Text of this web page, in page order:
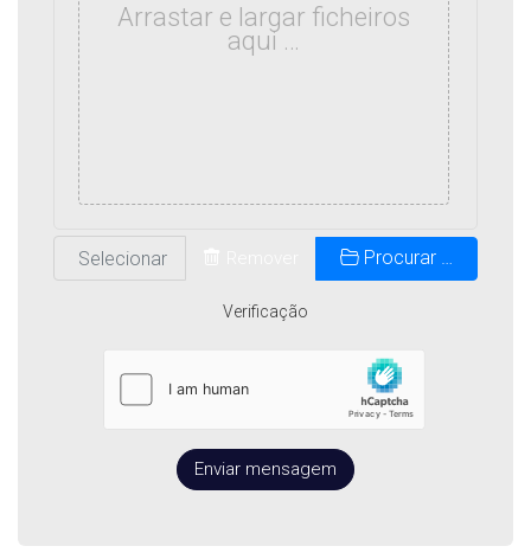
Arrastar e largar ficheiros
aqui …
Procurar …
Verificação
Enviar mensagem